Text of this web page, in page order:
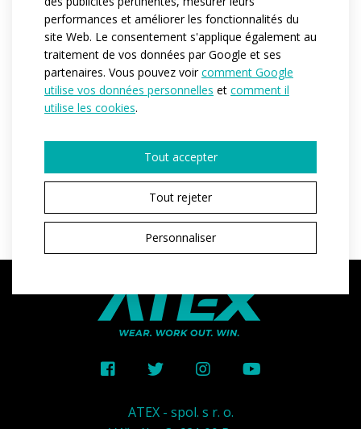
performances et améliorer les fonctionnalités du
site Web. Le consentement s'applique également au
traitement de vos données par Google et ses
partenaires. Vous pouvez voircomment Google
utilise vos données personnelles et comment il
utilise les cookies.
Tout accepter
Tout rejeter
Personnaliser
large éventail d'utilisateurs et sa coupe simple permet
varier les styles de port .
Référence:
AT371.01
Matériau:
Polyester tube
ATEX - spol. s r. o.